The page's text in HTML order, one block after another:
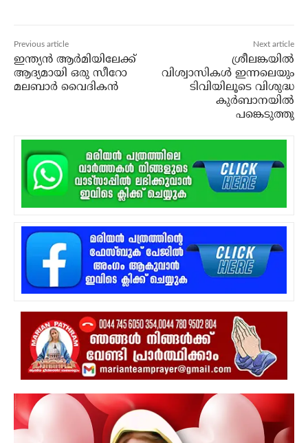
Previous article
ഇന്ത്യന്‍ ആര്‍മിയിലേക്ക്
ആദ്യമായി ഒരു സീറോ
മലബാര്‍ വൈദികന്‍
Next article
ശ്രീലങ്കയില്‍
വിശ്വാസികള്‍ ഇന്നലെയും
ടിവിയിലൂടെ വിശുദ്ധ
കുര്‍ബാനയില്‍
പങ്കെടുത്തു